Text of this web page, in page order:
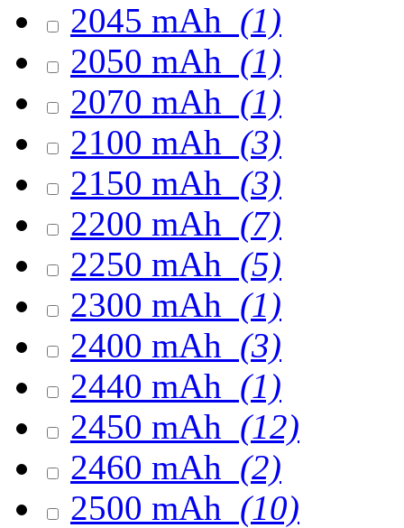
2045 mAh (1)
2050 mAh (1)
2070 mAh (1)
2100 mAh (3)
2150 mAh (3)
2200 mAh (7)
2250 mAh (5)
2300 mAh (1)
2400 mAh (3)
2440 mAh (1)
2450 mAh (12)
2460 mAh (2)
2500 mAh (10)